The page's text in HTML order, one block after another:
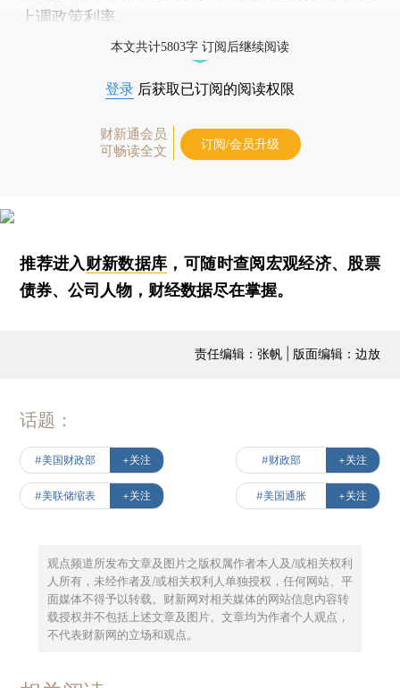
上调政策利率。
本文共计5803字 订阅后继续阅读
登录 后获取已订阅的阅读权限
财新通会员
可畅读全文
订阅/会员升级
推荐进入财新数据库 ，可随时查阅宏观经济、股票
债券、公司人物，财经数据尽在掌握。
责任编辑：张帆 | 版面编辑：边放
话题：
#美国财政部 +关注 #财政部 +关注
#美联储缩表 +关注 #美国通胀 +关注
观点频道所发布文章及图片之版权属作者本人及/或相关权利
人所有，未经作者及/或相关权利人单独授权，任何网站、平
面媒体不得予以转载。财新网对相关媒体的网站信息内容转
载授权并不包括上述文章及图片。文章均为作者个人观点，
不代表财新网的立场和观点。